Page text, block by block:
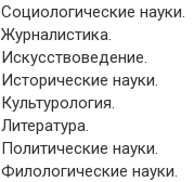
Социологические науки.
Журналистика.
Искусствоведение.
Исторические науки.
Культурология.
Литература.
Политические науки.
Филологические науки.